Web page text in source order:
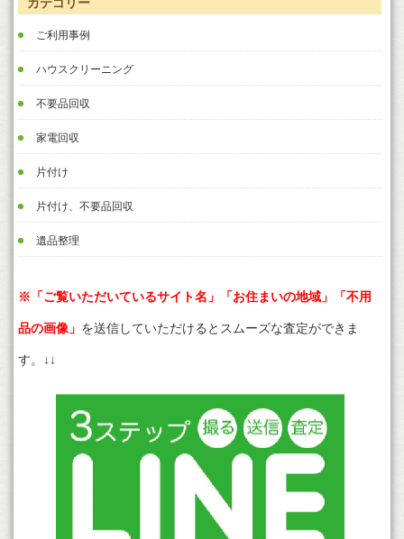
ご利用事例
ハウスクリーニング
不要品回収
家電回収
片付け
片付け、不要品回収
遺品整理
※「ご覧いただいているサイト名」「お住まいの地域」「不用
品の画像」 を送信していただけるとスムーズな査定ができま
す。↓↓